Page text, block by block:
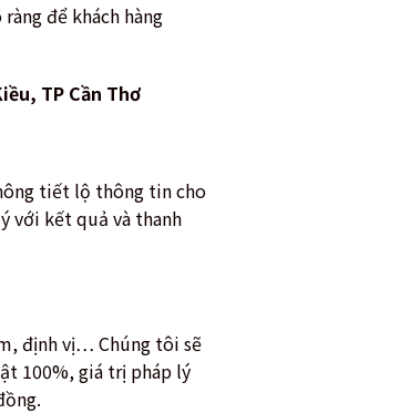
để khách hàng
TP Cần Thơ
tiết lộ thông tin cho
với kết quả và thanh
định vị… Chúng tôi sẽ
100%, giá trị pháp lý